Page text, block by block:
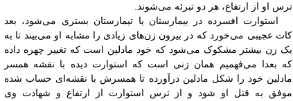
ترس او از ارتفاع، هر دو تبرئه می‌شوند.
استوارت افسرده در بیمارستان یا تیمارستان بستری می‌شود، بعد
کات عجیبی می‌خورد که در بیرون زن‌های زیادی را مشابه او می‌بیند تا به
یک زن بیشتر مشکوک می‌شود که خود مادلین است که تغییر چهره داده
که بعدا می‌فهمیم همان زنی است که استوارت دیده با نقشه همسر
مادلین خود را شکل مادلین درآورده تا همسرش با نقشه‌ای حساب‌ شده
موفق به قتل او شود و از ترس استوارت از ارتفاع و شهادت وی